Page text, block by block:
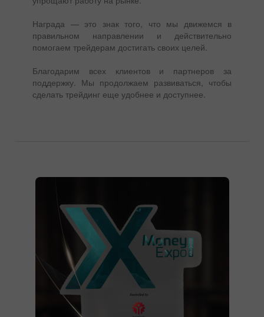
Награда — это знак того, что мы движемся в
правильном направлении и действительно
помогаем трейдерам достигать своих целей.
Благодарим всех клиентов и партнеров за
поддержку. Мы продолжаем развиваться, чтобы
сделать трейдинг еще удобнее и доступнее.